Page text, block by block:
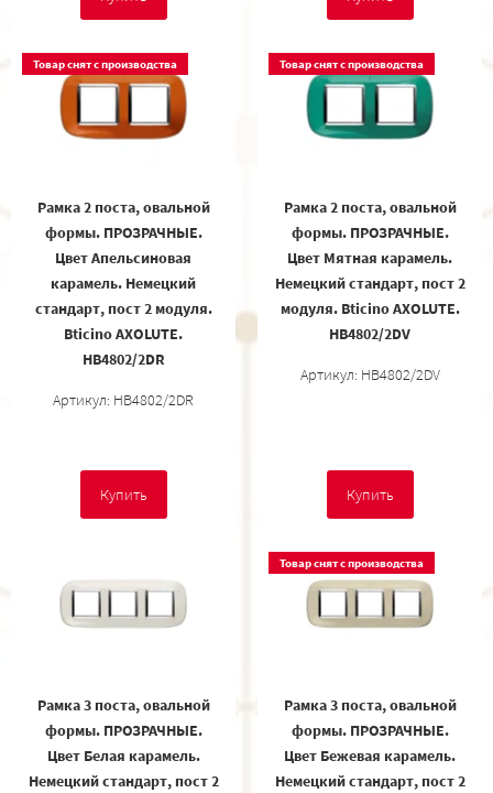
Товар снят с производства
Рамка 2 поста, овальной
формы. ПРОЗРАЧНЫЕ.
Цвет Апельсиновая
карамель. Немецкий
стандарт, пост 2 модуля.
Bticino AXOLUTE.
HB4802/2DR
Артикул: HB4802/2DR
Купить
Товар снят с производства
Рамка 2 поста, овальной
формы. ПРОЗРАЧНЫЕ.
Цвет Мятная карамель.
Немецкий стандарт, пост 2
модуля. Bticino AXOLUTE.
HB4802/2DV
Артикул: HB4802/2DV
Купить
Рамка 3 поста, овальной
формы. ПРОЗРАЧНЫЕ.
Цвет Белая карамель.
Немецкий стандарт, пост 2
Товар снят с производства
Рамка 3 поста, овальной
формы. ПРОЗРАЧНЫЕ.
Цвет Бежевая карамель.
Немецкий стандарт, пост 2